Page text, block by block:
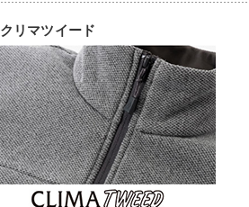
クリマツイード